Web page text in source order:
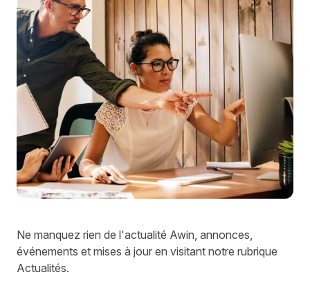
Ne manquez rien de l'actualité Awin, annonces,
événements et mises à jour en visitant notre rubrique
Actualités.